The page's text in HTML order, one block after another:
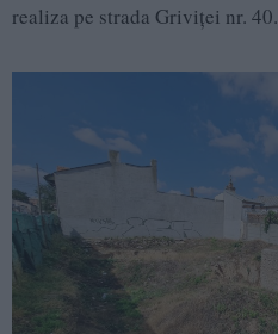
realiza pe strada Griviței nr. 40.